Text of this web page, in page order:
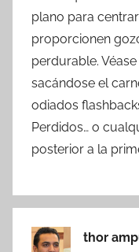
plano para
proporcionen
perdurable.
sacándose el
odiados
Perdidos… o
posterior a la
thor